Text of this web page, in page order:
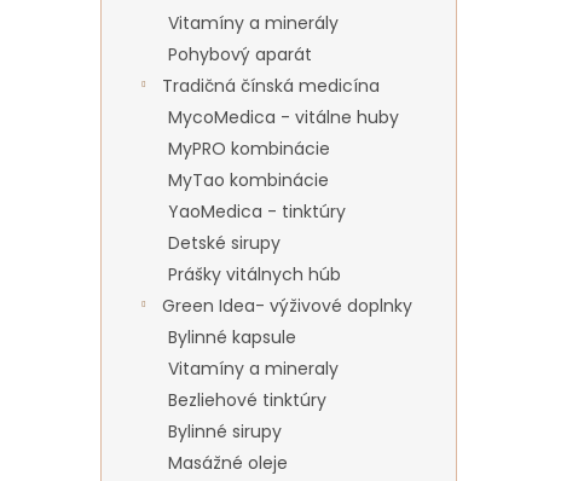
Vitamíny a minerály
Pohybový aparát
Tradičná čínská medicína
MycoMedica - vitálne huby
MyPRO kombinácie
MyTao kombinácie
YaoMedica - tinktúry
Detské sirupy
Prášky vitálnych húb
Green Idea- výživové doplnky
Bylinné kapsule
Vitamíny a mineraly
Bezliehové tinktúry
Bylinné sirupy
Masážné oleje